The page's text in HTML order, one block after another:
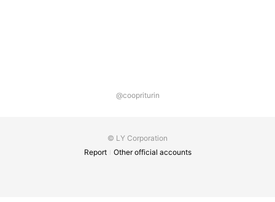
@coopriturin
© LY Corporation
Report
Other official accounts